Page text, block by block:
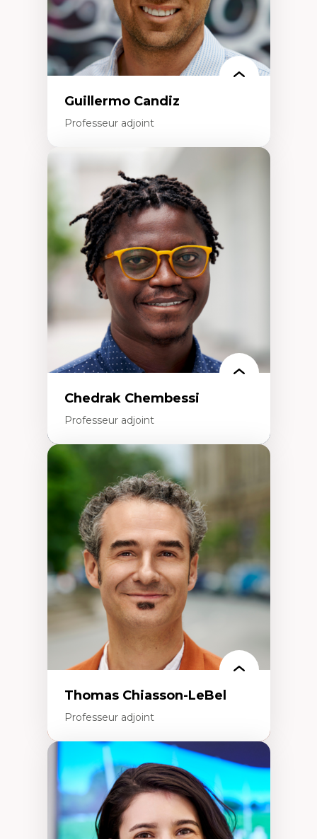
Guillermo Candiz
Professeur adjoint
Expertises
Trajectoires migratoires
Migrations forcées
Études des frontières; Enjeux géopolitiques
des migrations
Politiques migratoires
Réfugiés
Demandeurs d’asile
Migrations irrégulières
Migrations temporaires
Migration et changement climatique
Migration et développement
Chedrak Chembessi
Professeur adjoint
Économie circulaire
Modèles d’affaires durables
Histoire des faits économiques
Gestion durable des ressources naturelles
Écologie industrielle
Aménagement durable du territoire
Développement régional
Coopératives
Télétravail en milieu rural francophone
Transition socio-écologique
Thomas Chiasson-LeBel
Professeur adjoint
Expertises
Théories du développement
Économie politique comparée
Élites économiques
Sociologie économique
Extractivisme